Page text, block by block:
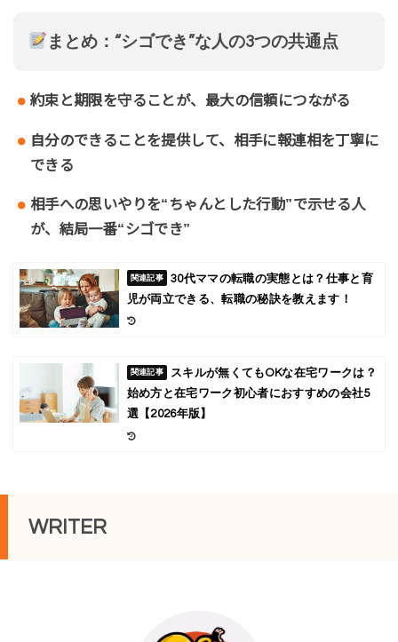
まとめ：“シゴでき”な人の3つの共通点
約束と期限を守ることが、最大の信頼につながる
自分のできることを提供して、相手に報連相を丁寧に
できる
相手への思いやりを“ちゃんとした行動”で示せる人
が、結局一番“シゴでき”
30代ママの転職の実態とは？仕事と育
児が両立できる、転職の秘訣を教えます！
スキルが無くてもOKな在宅ワークは？
始め方と在宅ワーク初心者におすすめの会社5
選【2026年版】
WRITER